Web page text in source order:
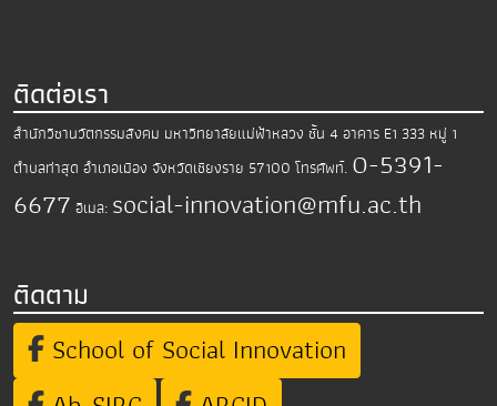
ติดต่อเรา
สำนักวิชานวัตกรรมสังคม มหาวิทยาลัยแม่ฟ้าหลวง ชั้น 4 อาคาร E1 333 หมู่ 1
ตำบลท่าสุด อำเภอเมือง จังหวัดเชียงราย 57100 โทรศัพท์. 0-5391-
6677 อีเมล: social-innovation@mfu.ac.th
ติดตาม
School of Social Innovation